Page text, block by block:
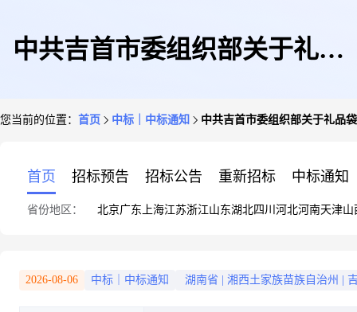
中共吉首市委组织部关于礼品
您当前的位置： 首页 中标｜中标通知 中共吉首市委组织部关于礼品
首页 招标预告 招标公告 重新招标 中标通知
省份地区： 北京广东 上海江苏浙江山东湖北四川 河北河南天津山
2026-08-06 中标｜中标通知 湖南省 湘西土家族苗族自治州